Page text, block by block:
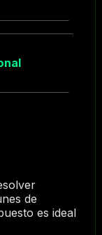
de
es ideal